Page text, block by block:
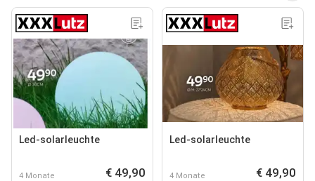
Led-solarleuchte
4 Monate € 49,90
Led-solarleuchte
4 Monate € 49,90